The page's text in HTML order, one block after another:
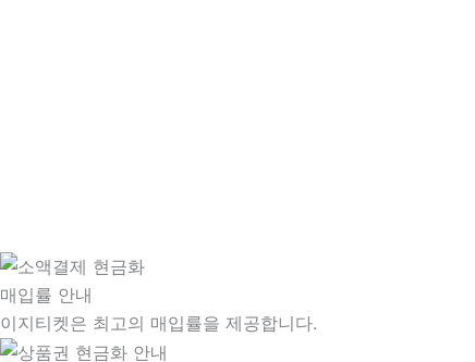
매입률 안내
이지티켓은 최고의 매입률을 제공합니다.